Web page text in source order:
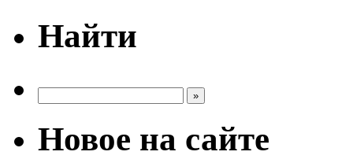
Найти
Новое на сайте